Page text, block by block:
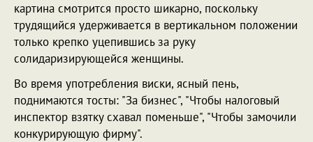
картина смотрится просто шикарно, поскольку
трудящийся удерживается в вертикальном положении
только крепко уцепившись за руку
солидаризирующейся женщины.
Во время употребления виски, ясный пень,
поднимаются тосты: "За бизнес", "Чтобы налоговый
инспектор взятку схавал поменьше", "Чтобы замочили
конкурирующую фирму".